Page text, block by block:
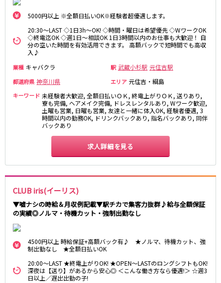
5000円以上 ※全額日払いOK※経験者超優遇します。
20:30～LAST ◇1日3h～OK! ◇時間・曜日は希望優先 ◇WワークOK
◇終電迄OK ◇週1日～相談OK 1日3時間以内のお仕事も大歓迎！ 自
分の空いた時間を有効活用できます。 高額バックで短時間でも高収
入♪
業種 キャバクラ 駅 武蔵小杉駅 元住吉駅
都道府県 神奈川県 エリア 元住吉・綱島
キーワード 未経験者大歓迎, 全額日払いＯＫ, 終電上がりＯＫ, 送りあり,
寮も完備, ヘアメイク完備, ドレスレンタルあり, Wワーク歓迎,
土曜も営業, 日曜も営業, 友達と一緒に体入OK, 経験者優遇, 3
時間以内の勤務OK, ドリンクバックあり, 指名バックあり, 同伴
バックあり
求人詳細を見る
CLUB iris(イーリス)
▼嘘ナシの時給＆月収例記載▼駅チカで集客力抜群♪給与全額保証
の実績◎ノルマ・待機カット・強制出勤なし
4500円以上 時給保証+高額バック有♪ ★ノルマ、待機カット、強
制出勤なし ★全額日払いOK
20:00～LAST ★終電上がりOK! ★OPEN～LASTのロングシフトもOK!
深夜は【送り】があるから安心◎ ＜こんな働き方なら優遇!＞ ☆週3
日以上／遅出出勤の子!
神奈川県
関内
川崎
藤沢・鎌倉
相模原
平塚
福富町・伊勢佐木町
横須賀
上大岡・戸塚
新横浜
武蔵小杉
たまプラーザ・向ヶ丘遊園・鷺沼
元住吉・綱島
川崎中部
横浜東部
茅ヶ崎
埼玉県
大宮
志木
川越
所沢
熊谷
川口
浦和・北浦和
久喜
春日部
南浦和
浅草橋駅
水道橋駅
東中野駅
飯田橋駅
下総中山駅
幕張本郷駅
四ツ谷駅
JR中央線(快速)
新宿駅
立川駅
吉祥寺駅
神田駅
八王子駅
中野駅
三鷹駅
国分寺駅
西荻窪駅
東中野駅
国立駅
豊田駅
西国分寺駅
高尾駅
JR山手線
新橋駅
池袋駅